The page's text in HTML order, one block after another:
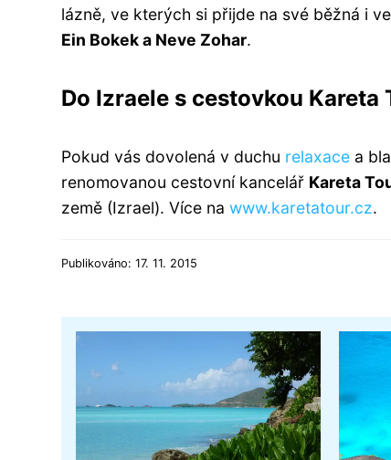
lázně, ve kterých si přijde na své běžná i
Ein Bokek a Neve Zohar.
Do Izraele s cestovkou Kareta
Pokud vás dovolená v duchu relaxace a
renomovanou cestovní kancelář Kareta
země (Izrael). Více na www.karetatour.cz.
Publikováno: 17. 11. 2015